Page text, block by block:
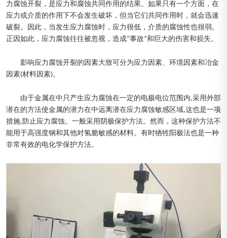
力腐蚀开裂，是应力和腐蚀共同作用的结果。如果只有一个方面，在
应力或介质的作用下不会发生破坏，但当它们共同作用时，就会迅速
破裂。因此，当发生应力腐蚀时，应力很低，介质的腐蚀性也很弱。
正因如此，应力腐蚀往往被忽视，造成“事故”和巨大的伤害和损失。
影响应力腐蚀开裂的因素大致可分为应力因素、环境因素和冶金
因素(材料因素)。
由于金属在中只产生应力腐蚀在一定的电极电位范围内,采用外部
潜在的方法使金属的潜力在中远离潜在应力腐蚀敏感区域,这也是一项
措施,防止应力腐蚀。一般采用阴极保护方法。然而，这种保护方法不
能用于高强度钢和其他对氢脆敏感的材料。有时牺牲阳极法也是一种
非常有效的电化学保护方法。